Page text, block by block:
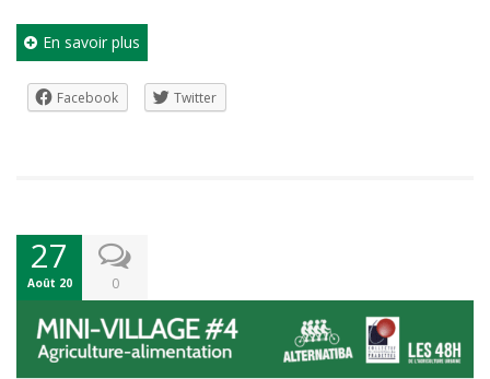
En savoir plus
Facebook Twitter
27
Août 20 0